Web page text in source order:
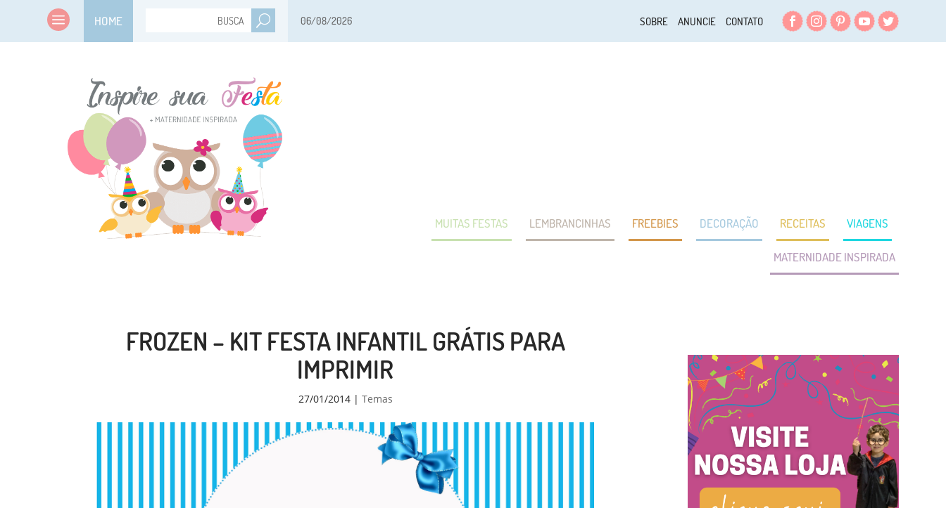
HOME 06/08/2026 FacebookInstagram
PinterestYouTube
Twitter
SOBRE ANUNCIE CONTATO
MUITAS FESTAS LEMBRANCINHAS FREEBIES DECORAÇÃO RECEITAS VIAGENS
MATERNIDADE INSPIRADA
FROZEN – KIT FESTA INFANTIL GRÁTIS PARA
IMPRIMIR
27/01/2014| Temas